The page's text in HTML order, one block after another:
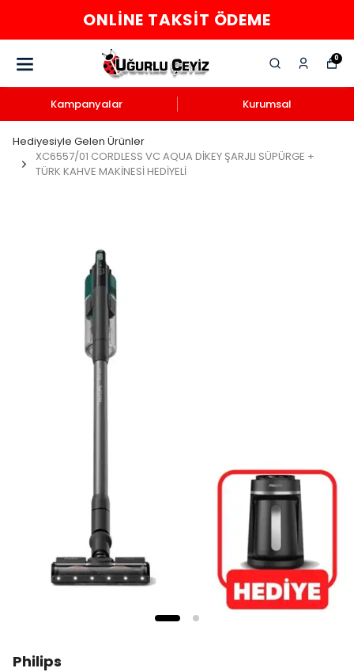
ONLINE TAKSIT ÖDEME
0
Kampanyalar Kurumsal
Hediyesiyle Gelen Ürünler
XC6557/01 CORDLESS VC AQUA DİKEY ŞARJLI SÜPÜRGE +
TÜRK KAHVE MAKİNESİ HEDİYELİ
Philips